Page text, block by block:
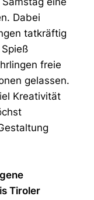
Dabei
tatkräftig
freie
gelassen.
Kreativität
Tiroler